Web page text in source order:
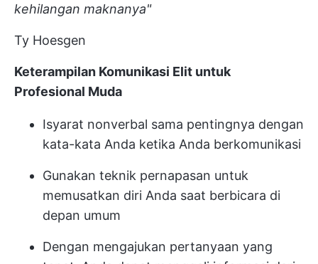
kehilangan maknanya"
Ty Hoesgen
Keterampilan Komunikasi Elit untuk
Profesional Muda
Isyarat nonverbal sama pentingnya dengan
kata-kata Anda ketika Anda berkomunikasi
Gunakan teknik pernapasan untuk
memusatkan diri Anda saat berbicara di
depan umum
Dengan mengajukan pertanyaan yang